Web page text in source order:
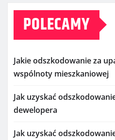
POLECAMY
Jakie odszkodowanie za
wspólnoty mieszkaniowej
Jak uzyskać
dewelopera
Jak uzyskać